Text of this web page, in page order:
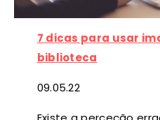
7 dicas para usar
biblioteca
09.05.22